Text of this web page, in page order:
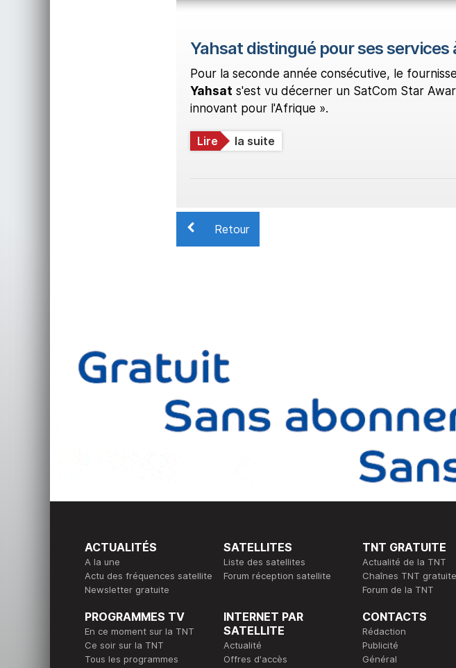
Yahsat distingué pour ses
Pour la seconde année consécutive, le
Yahsat s'est vu décerner un SatCom Star
innovant pour l'Afrique ».
Lire la suite
Retour
ACTUALITÉS
A la une
Actu des fréquences satellite
Newsletter gratuite
SATELLITES
Liste des satellites
Forum réception satellite
TNT GRATUITE
Actualité de la TNT
Chaînes TNT
Forum de la TNT
PROGRAMMES TV
En ce moment sur la TNT
Ce soir sur la TNT
Tous les programmes
INTERNET PAR
SATELLITE
Actualité
Offres d'accès
CONTACTS
Rédaction
Publicité
Général